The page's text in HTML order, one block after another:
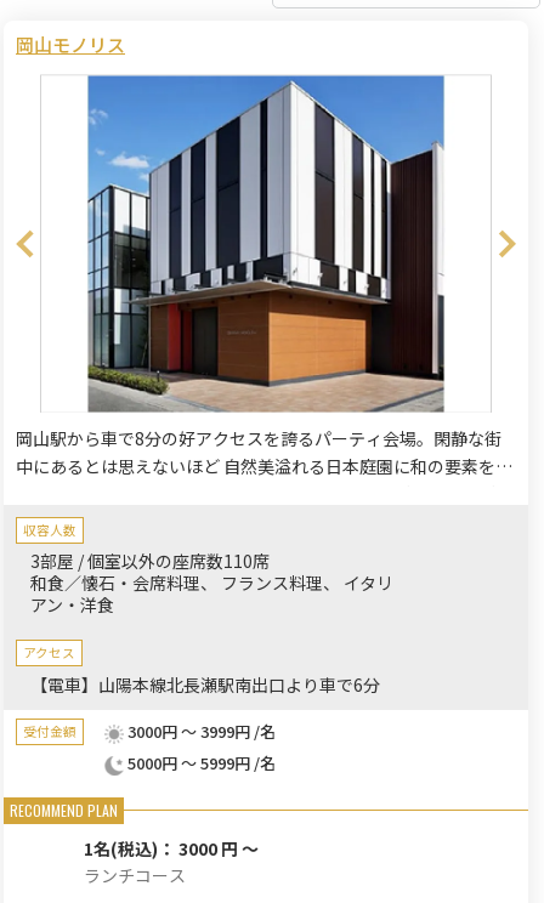
岡山モノリス
岡山駅から車で8分の好アクセスを誇るパーティ会場。閑静な街
中にあるとは思えないほど 自然美溢れる日本庭園に和の要素をと
族様のお集まりにも最適。特別な時を刻む大切な日のおもてなし
にぴったり。
収容人数
3部屋 / 個室以外の座席数110席
和食／懐石・会席料理
フランス料理
イタリ
アン・洋食
アクセス
【電車】山陽本線北長瀬駅南出口より車で6分
受付金額
3000円 ～ 3999円 /名
5000円 ～ 5999円 /名
1名(税込)： 3000 円 ～
ランチコース